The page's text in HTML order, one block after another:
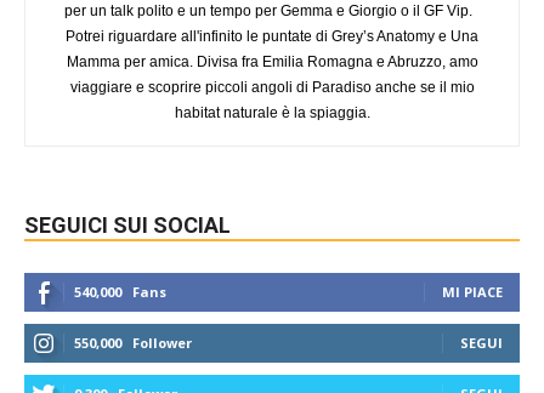
per un talk polito e un tempo per Gemma e Giorgio o il GF Vip.
Potrei riguardare all'infinito le puntate di Grey’s Anatomy e Una
Mamma per amica. Divisa fra Emilia Romagna e Abruzzo, amo
viaggiare e scoprire piccoli angoli di Paradiso anche se il mio
habitat naturale è la spiaggia.
SEGUICI SUI SOCIAL
540,000 Fans MI PIACE
550,000 Follower SEGUI